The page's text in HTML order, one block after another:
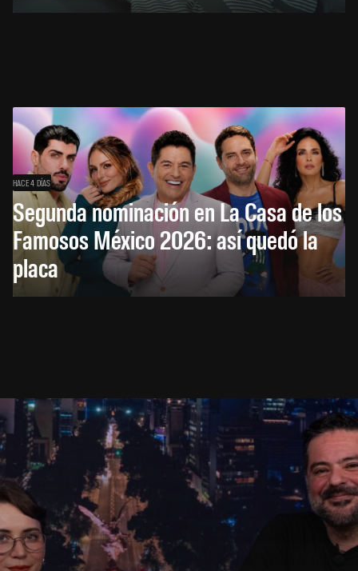
HACE 4 DÍAS
Segunda nominación en La Casa de los
Famosos México 2026: así quedó la
placa